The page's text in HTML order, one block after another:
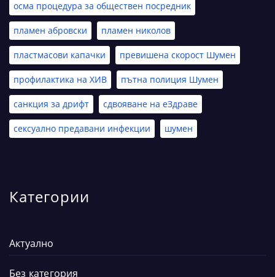
осма процедура за обществен посредник
пламен абровски пламен николов
пластмасови капачки превишена скорост Шумен
профилактика на ХИВ пътна полиция Шумен
санкция за дрифт сдвояване на еЗдраве
сексуално предавани инфекции шумен
Категории
Актуално
Без категория